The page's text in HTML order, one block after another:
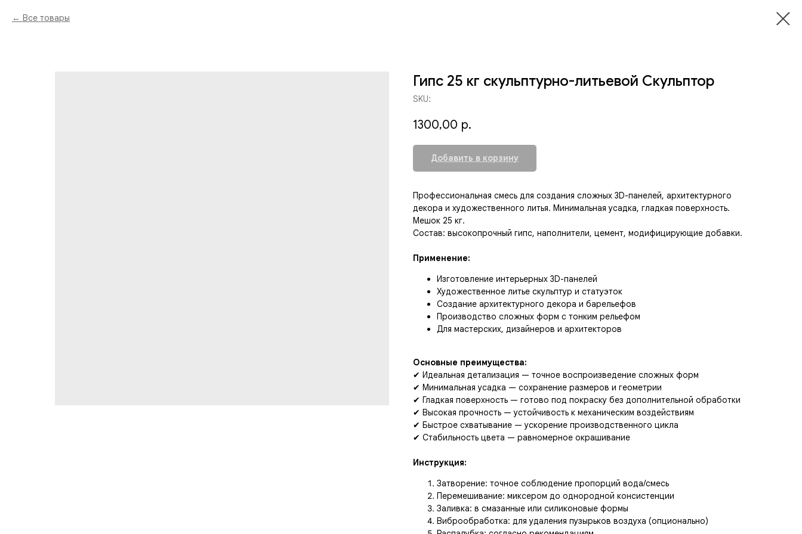
Все товары
Гипс 25 кг скульптурно-литьевой Скульптор
SKU:
1300,00 р.
Добавить в корзину
Профессиональная смесь для создания сложных 3D-панелей, архитектурного
декора и художественного литья. Минимальная усадка, гладкая поверхность.
Мешок 25 кг.
Состав: высокопрочный гипс, наполнители, цемент, модифицирующие добавки.
Применение:
Изготовление интерьерных 3D-панелей
Художественное литье скульптур и статуэток
Создание архитектурного декора и барельефов
Производство сложных форм с тонким рельефом
Для мастерских, дизайнеров и архитекторов
Основные преимущества:
✔ Идеальная детализация — точное воспроизведение сложных форм
✔ Минимальная усадка — сохранение размеров и геометрии
✔ Гладкая поверхность — готово под покраску без дополнительной обработки
✔ Высокая прочность — устойчивость к механическим воздействиям
✔ Быстрое схватывание — ускорение производственного цикла
✔ Стабильность цвета — равномерное окрашивание
Инструкция:
Затворение: точное соблюдение пропорций вода/смесь
Перемешивание: миксером до однородной консистенции
Заливка: в смазанные или силиконовые формы
Виброобработка: для удаления пузырьков воздуха (опционально)